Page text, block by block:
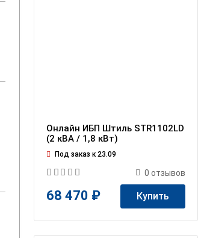
Онлайн ИБП Штиль STR1102LD
(2 кВА / 1,8 кВт)
Под заказ к 23.09
0 отзывов
68 470 ₽ Купить